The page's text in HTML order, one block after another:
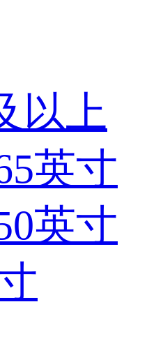
以上
英寸
英寸